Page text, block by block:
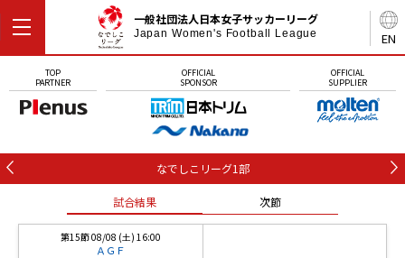
EN
一般社団法人日本女子サッカーリーグ
Japan Women's Football League
TOP
PARTNER
OFFICIAL
SPONSOR
OFFICIAL
SUPPLIER
なでしこリーグ1部
試合結果 次節
第15節 08/08 (土) 16:00
ＡＧＦ